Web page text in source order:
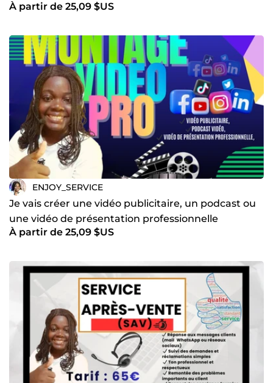
À partir de 25,09 $US
ENJOY_SERVICE
Je vais créer une vidéo publicitaire, un podcast ou
une vidéo de présentation professionnelle
À partir de 25,09 $US